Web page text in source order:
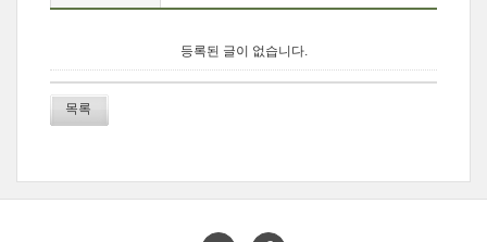
등록된 글이 없습니다.
목록